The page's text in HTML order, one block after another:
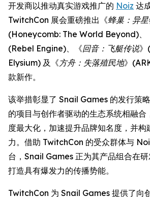
开发商以推动真实游戏推广的 Noiz 达
TwitchCon 展会重磅推出《蜂巢：异
(Honeycomb: The World Beyond)、
(Rebel Engine)、《回音：飞艇传说》(
Elysium) 及《方舟：失落殖民地》(
款新作。
该举措彰显了 Snail Games 的发行策
的项目与创作者驱动的生态系统相融合
度最大化，加速提升品牌知名度，并构
力。借助 TwitchCon 的受众群体与
台，Snail Games 正为其产品组合在
打造具有爆发力的传播势能。
TwitchCon 为 Snail Games 提供了向